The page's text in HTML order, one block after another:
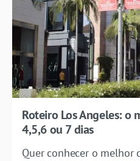
Roteiro Los Angeles: o
4,5,6 ou 7 dias
Quer conhecer o melhor